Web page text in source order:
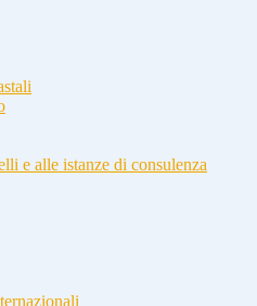
e alle istanze di consulenza